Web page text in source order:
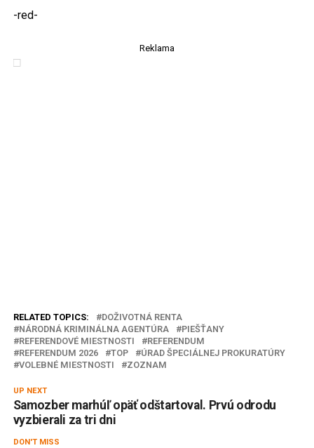
-red-
Reklama
RELATED TOPICS:
DOŽIVOTNÁ RENTA
NÁRODNÁ KRIMINÁLNA AGENTÚRA
PIEŠŤANY
REFERENDOVÉ MIESTNOSTI
REFERENDUM
REFERENDUM 2026
TOP
ÚRAD ŠPECIÁLNEJ PROKURATÚRY
VOLEBNÉ MIESTNOSTI
ZOZNAM
UP NEXT
Samozber marhúľ opäť odštartoval. Prvú odrodu
vyzbierali za tri dni
DON'T MISS